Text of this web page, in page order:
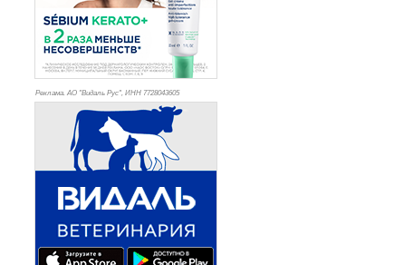
Реклама. АО "Видаль Рус", ИНН 7728043605